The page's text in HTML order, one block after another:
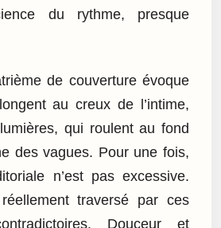
du rythme, presque
de couverture évoque
au creux de l’intime,
qui roulent au fond
des vagues. Pour une fois,
n’est pas excessive.
traversé par ces
Douceur et